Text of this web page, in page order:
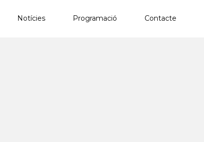
Notícies Programació Contacte